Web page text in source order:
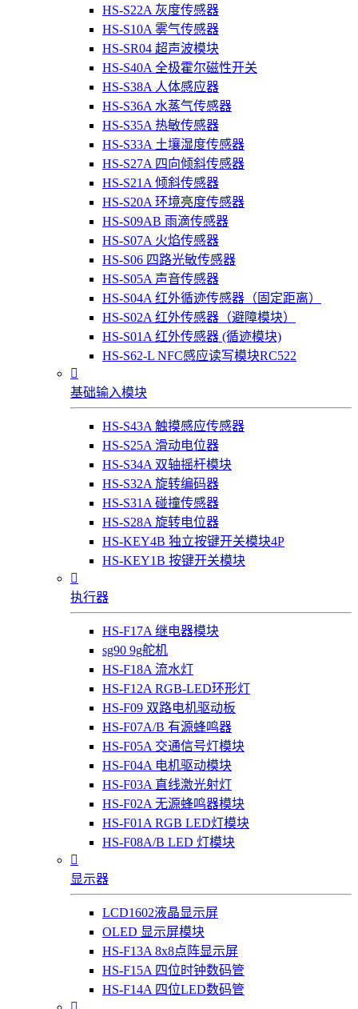
HS-S22A 灰度传感器
HS-S10A 雾气传感器
HS-SR04 超声波模块
HS-S40A 全极霍尔磁性开关
HS-S38A 人体感应器
HS-S36A 水蒸气传感器
HS-S35A 热敏传感器
HS-S33A 土壤湿度传感器
HS-S27A 四向倾斜传感器
HS-S21A 倾斜传感器
HS-S20A 环境亮度传感器
HS-S09AB 雨滴传感器
HS-S07A 火焰传感器
HS-S06 四路光敏传感器
HS-S05A 声音传感器
HS-S04A 红外循迹传感器（固定距离）
HS-S02A 红外传感器（避障模块）
HS-S01A 红外传感器 (循迹模块)
HS-S62-L NFC感应读写模块RC522

基础输入模块
HS-S43A 触摸感应传感器
HS-S25A 滑动电位器
HS-S34A 双轴摇杆模块
HS-S32A 旋转编码器
HS-S31A 碰撞传感器
HS-S28A 旋转电位器
HS-KEY4B 独立按键开关模块4P
HS-KEY1B 按键开关模块

执行器
HS-F17A 继电器模块
sg90 9g舵机
HS-F18A 流水灯
HS-F12A RGB-LED环形灯
HS-F09 双路电机驱动板
HS-F07A/B 有源蜂鸣器
HS-F05A 交通信号灯模块
HS-F04A 电机驱动模块
HS-F03A 直线激光射灯
HS-F02A 无源蜂鸣器模块
HS-F01A RGB LED灯模块
HS-F08A/B LED 灯模块

显示器
LCD1602液晶显示屏
OLED 显示屏模块
HS-F13A 8x8点阵显示屏
HS-F15A 四位时钟数码管
HS-F14A 四位LED数码管